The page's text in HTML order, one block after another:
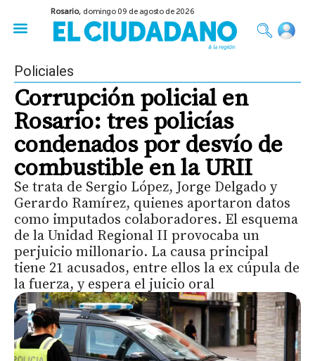
Rosario, domingo 09 de agosto de 2026
Policiales
Corrupción policial en
Rosario: tres policías
condenados por desvío de
combustible en la URII
Se trata de Sergio López, Jorge Delgado y
Gerardo Ramírez, quienes aportaron datos
como imputados colaboradores. El esquema
de la Unidad Regional II provocaba un
perjuicio millonario. La causa principal
tiene 21 acusados, entre ellos la ex cúpula de
la fuerza, y espera el juicio oral